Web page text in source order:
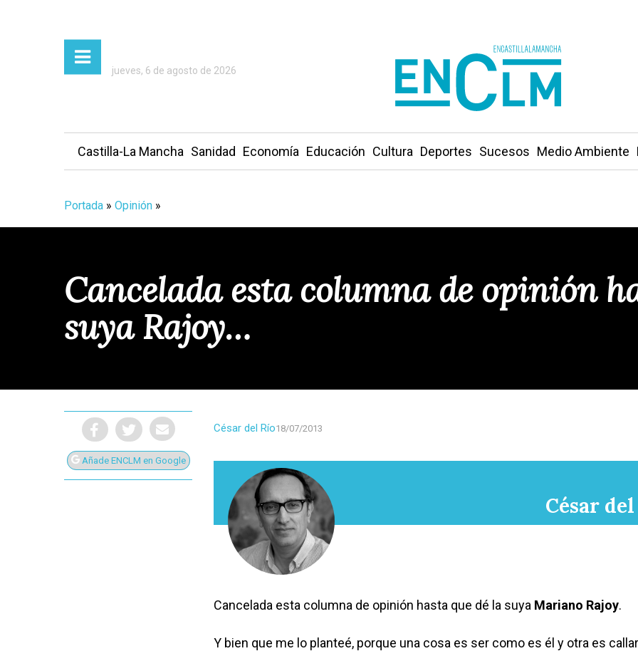
jueves, 6 de agosto de 2026
Castilla-La Mancha Sanidad Economía Educación Cultura Deportes Sucesos Medio Ambiente
Portada » Opinión »
Cancelada esta columna de opinión
suya Rajoy…
Añade ENCLM en Google
César del Río18/07/2013
César
Cancelada esta columna de opinión hasta que dé la suya Mariano Rajoy.
Y bien que me lo planteé, porque una cosa es ser como es él y otra es